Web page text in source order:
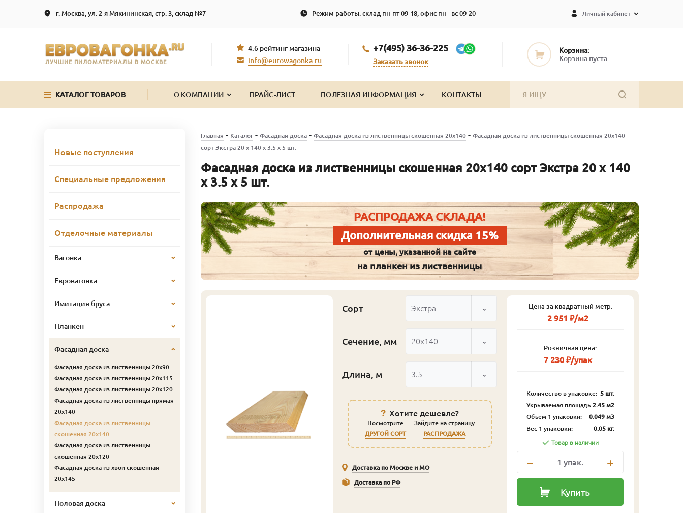
г. Москва, ул. 2-я Мякининская, стр. 3, склад №7 Режим работы: склад пн-пт 09-18, офис пн - вс 09-20 Личный кабинет
ЛУЧШИЕ ПИЛОМАТЕРИАЛЫ В МОСКВЕ
4.6 рейтинг магазина
info@eurowagonka.ru
+7(495) 36-36-225
Заказать звонок
Корзина:
Корзина пуста
КАТАЛОГ ТОВАРОВ О КОМПАНИИ ПРАЙС-ЛИСТ ПОЛЕЗНАЯ ИНФОРМАЦИЯ КОНТАКТЫ
Главная - Каталог- Фасадная доска- Фасадная доска из лиственницы скошенная 20х140- Фасадная доска из лиственницы скошенная 20х140
сорт Экстра 20 x 140 x 3.5 x 5 шт.
Фасадная доска из лиственницы скошенная 20х140 сорт Экстра 20 x 140
x 3.5 x 5 шт.
РАСПРОДАЖА СКЛАДА!
Дополнительная скидка 15%
от цены, указанной на сайте
на планкен из лиственницы
Сорт Экстра
Сечение, мм 20x140
Длина, м 3.5
Хотите дешевле?
Посмотрите
ДРУГОЙ СОРТ
Зайдите на страницу
РАСПРОДАЖА
Доставка по Москве и МО
Доставка по РФ
Цена за квадратный метр:
2 951 ₽/м2
Розничная цена:
7 230 ₽/упак
Количество в упаковке: 5 шт.
Укрываемая площадь:2.45 м2
Объём 1 упаковки:
0.049 м3
Вес 1 упаковки:
0.05 кг.
Товар в наличии
1 упак.
Купить
Новые поступления
Специальные предложения
Распродажа
Отделочные материалы
Вагонка
Евровагонка
Имитация бруса
Планкен
Фасадная доска
Фасадная доска из лиственницы 20х90
Фасадная доска из лиственницы 20х115
Фасадная доска из лиственницы 20х120
Фасадная доска из лиственницы прямая
20х140
Фасадная доска из лиственницы
скошенная 20х140
Фасадная доска из лиственницы
скошенная 20х120
Фасадная доска из хвои скошенная
20х145
Половая доска